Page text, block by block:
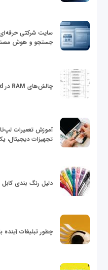
سایت شرکتی
جستجو و هوش
چالش‌های RAM در Workloadهای محاسباتی HPC
آموزش تعمیرات
تجهیزات دیجیتال،
دلیل رنگ بندی
چطور تبلیغات آینده